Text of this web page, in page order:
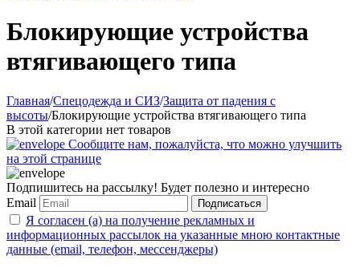
Блокирующие устройства
втягивающего типа
Главная/Спецодежда и СИЗ/Защита от падения с
высоты/Блокирующие устройства втягивающего типа
В этой категории нет товаров
Сообщите нам, пожалуйста, что можно улучшить
на этой странице
Подпишитесь на рассылку! Будет полезно и интересно
Email
Подписаться
Я согласен (а) на получение рекламных и
информационных рассылок на указанные мною контактные
данные (email, телефон, мессенджеры)